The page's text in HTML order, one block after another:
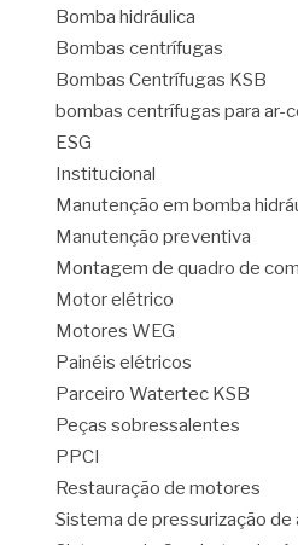
Bomba hidráulica
Bombas centrífugas
Bombas Centrífugas KSB
bombas centrífugas para ar-
ESG
Institucional
Manutenção em bomba
Manutenção preventiva
Montagem de quadro de
Motor elétrico
Motores WEG
Painéis elétricos
Parceiro Watertec KSB
Peças sobressalentes
PPCI
Restauração de motores
Sistema de pressurização de